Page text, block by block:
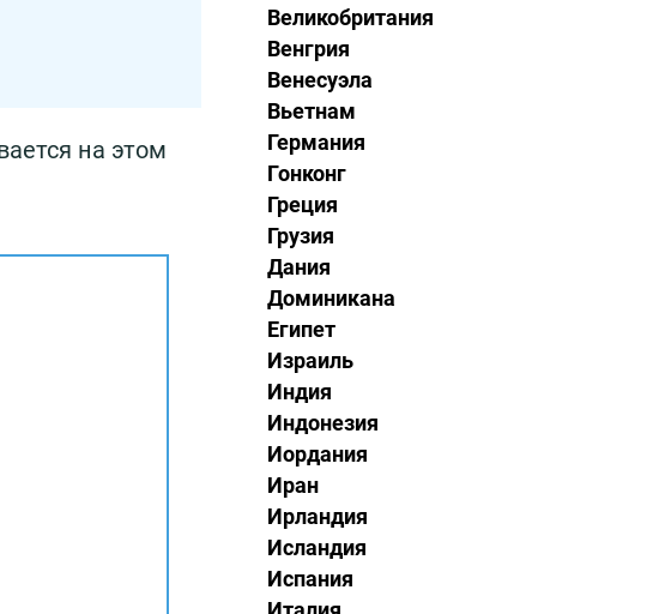
на этом
Великобритания
Венгрия
Венесуэла
Вьетнам
Германия
Гонконг
Греция
Грузия
Дания
Доминикана
Египет
Израиль
Индия
Индонезия
Иордания
Иран
Ирландия
Исландия
Испания